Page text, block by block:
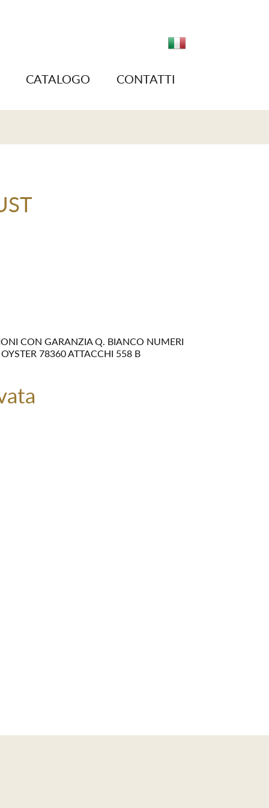
CATALOGO CONTATTI
CON GARANZIA Q. BIANCO NUMERI
78360 ATTACCHI 558 B